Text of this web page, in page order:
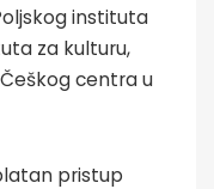
instituta
za kulturu,
centra u
pristup